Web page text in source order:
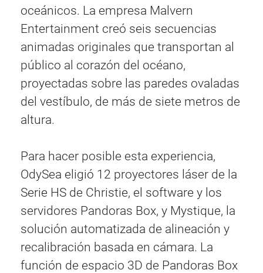
oceánicos. La empresa Malvern
Entertainment creó seis secuencias
animadas originales que transportan al
público al corazón del océano,
proyectadas sobre las paredes ovaladas
del vestíbulo, de más de siete metros de
altura.
Para hacer posible esta experiencia,
OdySea eligió 12 proyectores láser de la
Serie HS de Christie, el software y los
servidores Pandoras Box, y Mystique, la
solución automatizada de alineación y
recalibración basada en cámara. La
función de espacio 3D de Pandoras Box